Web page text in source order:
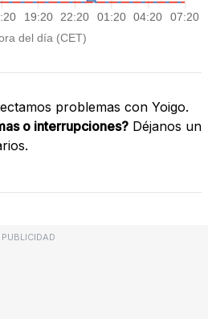
problemas con Yoigo.
o interrupciones? Déjanos un
PUBLICIDAD